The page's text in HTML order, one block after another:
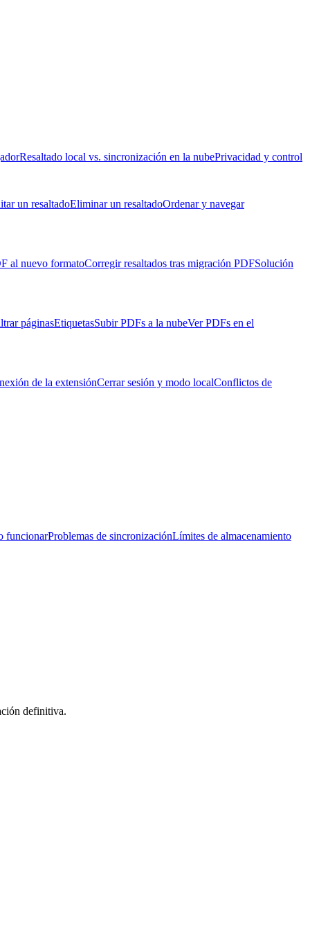
Resaltado local vs. sincronización en la nubePrivacidad y control
un resaltadoEliminar un resaltadoOrdenar y navegar
al nuevo formatoCorregir resaltados tras migración PDFSolución
páginasEtiquetasSubir PDFs a la nubeVer PDFs en el
de la extensiónCerrar sesión y modo localConflictos de
funcionarProblemas de sincronizaciónLímites de almacenamiento
definitiva.